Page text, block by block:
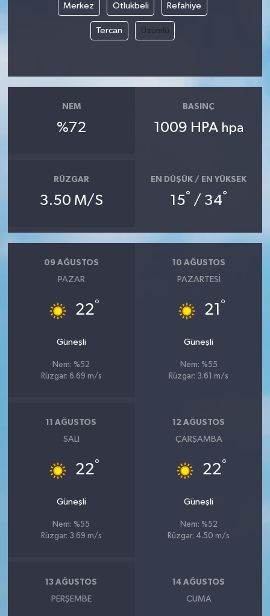
Merkez Otlukbeli Refahiye
Tercan Üzümlü
NEM
%72
BASINÇ
1009 HPA hpa
RÜZGAR
3.50 M/S
EN DÜŞÜK / EN YÜKSEK
15° / 34°
09 AĞUSTOS
PAZAR
22°
Güneşli
Nem: %52
Rüzgar: 6.69 m/s
10 AĞUSTOS
PAZARTESI
21 °
Güneşli
Nem: %55
Rüzgar: 3.61 m/s
11 AĞUSTOS
SALI
22°
Güneşli
Nem: %55
Rüzgar: 3.69 m/s
12 AĞUSTOS
ÇARŞAMBA
22°
Güneşli
Nem: %52
Rüzgar: 4.50 m/s
13 AĞUSTOS
PERŞEMBE
14 AĞUSTOS
CUMA